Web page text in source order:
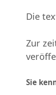
Die
Zur
Sie